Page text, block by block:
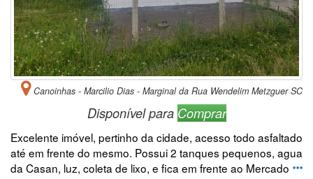
Canoinhas - Marcilio Dias - Marginal da Rua Wendelim Metzguer SC
Disponível para Comprar
Excelente imóvel, pertinho da cidade, acesso todo asfaltado
até em frente do mesmo. Possui 2 tanques pequenos, agua
da Casan, luz, coleta de lixo, e fica em frente ao Mercado